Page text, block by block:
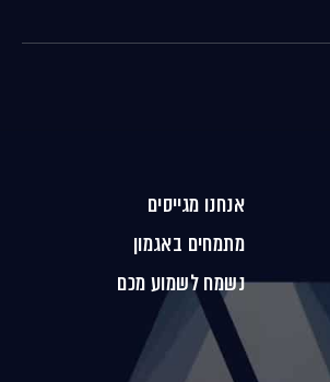
אנחנו מגייסים
מתמחים באגמון
נשמח לשמוע מכם